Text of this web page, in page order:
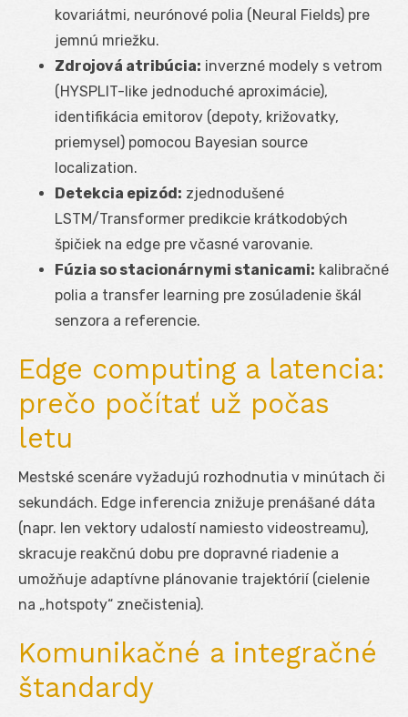
kovariátmi, neurónové polia (Neural Fields) pre
jemnú mriežku.
Zdrojová atribúcia: inverzné modely s vetrom
(HYSPLIT-like jednoduché aproximácie),
identifikácia emitorov (depoty, križovatky,
priemysel) pomocou Bayesian source
localization.
Detekcia epizód: zjednodušené
LSTM/Transformer predikcie krátkodobých
špičiek na edge pre včasné varovanie.
Fúzia so stacionárnymi stanicami: kalibračné
polia a transfer learning pre zosúladenie škál
senzora a referencie.
Edge computing a latencia:
prečo počítať už počas
letu
Mestské scenáre vyžadujú rozhodnutia v minútach či
sekundách. Edge inferencia znižuje prenášané dáta
(napr. len vektory udalostí namiesto videostreamu),
skracuje reakčnú dobu pre dopravné riadenie a
umožňuje adaptívne plánovanie trajektórií (cielenie
na „hotspoty“ znečistenia).
Komunikačné a integračné
štandardy